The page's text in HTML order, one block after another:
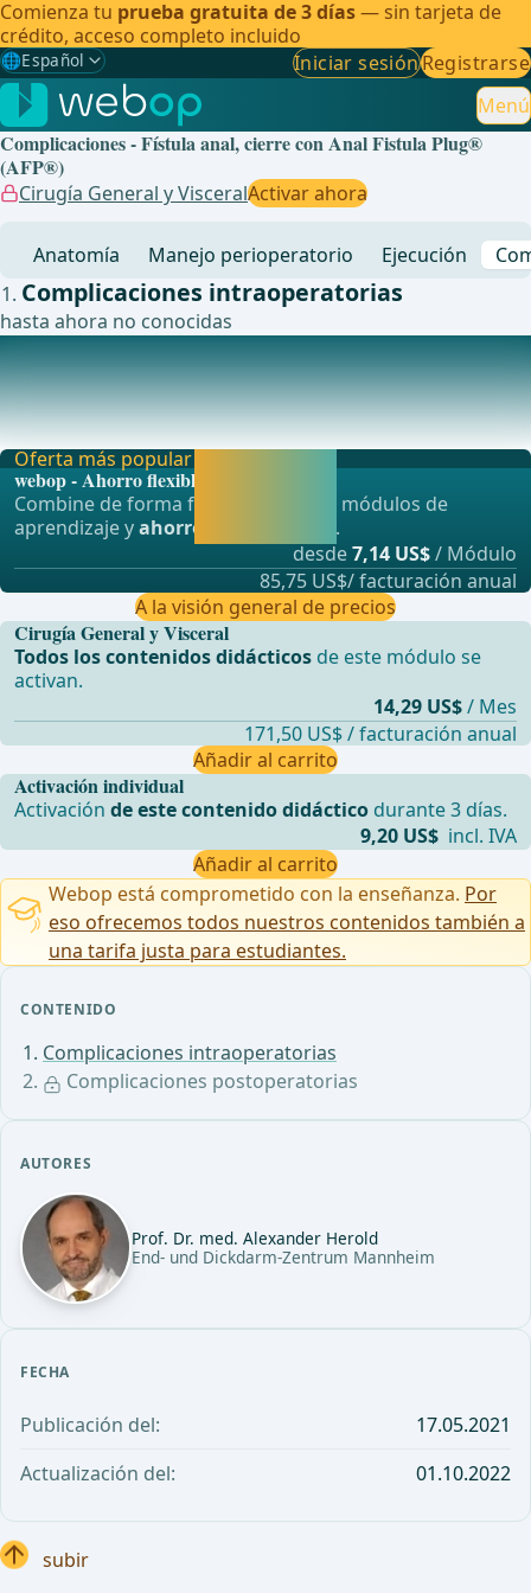
Comienza tu prueba gratuita de 3 días— sin tarjeta de
crédito, acceso completo incluido
🌐Español
Gewählte Sprache: Español
🇩🇪 Alemán
🇬🇧Inglés
🇪🇸Español ✓
🇧🇷Brasileño
Iniciar sesiónRegistrarse
Menú
Complicaciones - Fístula anal, cierre con Anal Fistula Plug®
(AFP®)
Cirugía General y VisceralActivar ahora
Anatomía Manejo perioperatorio Ejecución
CONTENIDO
Complicaciones intraoperatorias
Complicaciones postoperatorias
AUTORES
Prof. Dr. med. Alexander Herold
End- und Dickdarm-Zentrum Mannheim
FECHA
Publicación del:
17.05.2021
Actualización del:
01.10.2022
Complicaciones intraoperatorias
hasta ahora no conocidas
Complicaciones postoperatorias
Debido a la experiencia a&#xFA;n limitada con
peque&#xF1;os colectivos de pacientes, todav&#xED;a n
Activación individual
Activaciónde este contenido didáctico durante 3 días.
9,20 US$ incl. IVA
Añadir al carrito
Oferta más popular
webop - Ahorro flexible
Combine de forma flexible nuestros módulos de
aprendizaje yahorre hasta un 50% .
desde7,14 US$/ Módulo
85,75 US$/ facturación anual
A la visión general de precios
Cirugía General y Visceral
Todos los contenidos didácticos de este módulo se
activan.
14,29 US$/ Mes
171,50 US$ / facturación anual
Añadir al carrito
Webop está comprometido con la enseñanza. Por
eso ofrecemos todos nuestros contenidos también a
una tarifa justa para estudiantes.
subir